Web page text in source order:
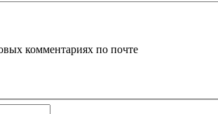
комментариях по почте